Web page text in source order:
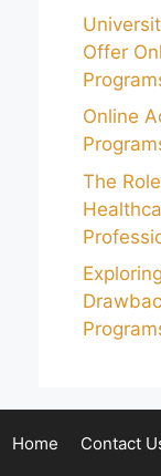
Offer
Online
The
Home Contact